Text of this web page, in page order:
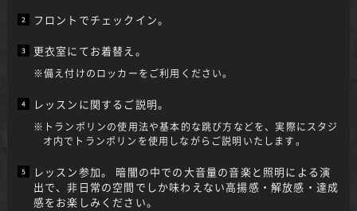
フロントでチェックイン。
更衣室にてお着替え。
※備え付けのロッカーをご利用ください。
レッスンに関するご説明。
※トランポリンの使用法や基本的な跳び方などを、実際にスタジ
オ内でトランポリンを使用しながらご説明いたします。
レッスン参加。 暗闇の中での大音量の音楽と照明による演
出で、非日常の空間でしか味わえない高揚感・解放感・達成
感をお楽しみください。